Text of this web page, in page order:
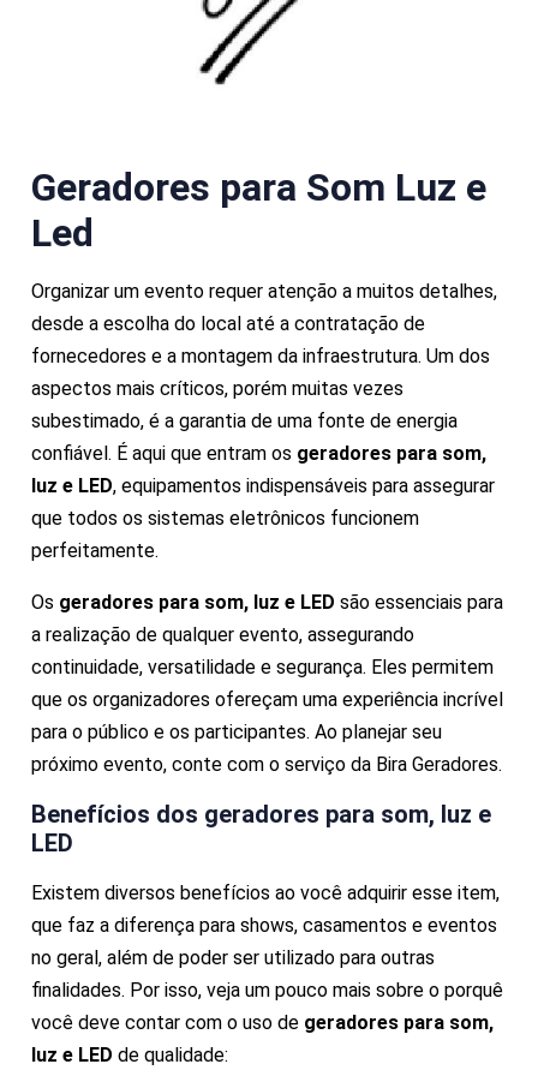
Geradores para Som Luz e
Led
Organizar um evento requer atenção a muitos detalhes,
desde a escolha do local até a contratação de
fornecedores e a montagem da infraestrutura. Um dos
aspectos mais críticos, porém muitas vezes
subestimado, é a garantia de uma fonte de energia
confiável. É aqui que entram os geradores para som,
luz e LED, equipamentos indispensáveis para assegurar
que todos os sistemas eletrônicos funcionem
perfeitamente.
Os geradores para som, luz e LED são essenciais para
a realização de qualquer evento, assegurando
continuidade, versatilidade e segurança. Eles permitem
que os organizadores ofereçam uma experiência incrível
para o público e os participantes. Ao planejar seu
próximo evento, conte com o serviço da Bira Geradores.
Benefícios dos geradores para som, luz e
LED
Existem diversos benefícios ao você adquirir esse item,
que faz a diferença para shows, casamentos e eventos
no geral, além de poder ser utilizado para outras
finalidades. Por isso, veja um pouco mais sobre o porquê
você deve contar com o uso de geradores para som,
luz e LED de qualidade: